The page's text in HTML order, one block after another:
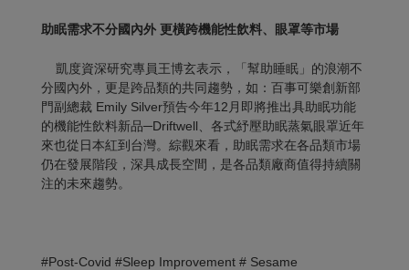
助眠需求不分國內外 更橫跨機能性飲料、眼罩等市場
凱度資深研究專員王博玄表示，「幫助睡眠」的浪潮不
分國內外，更是跨品類的共同趨勢，如：百事可樂創新部
門副總裁 Emily Silver預告今年12月即將推出具助眠功能
的機能性飲料新品─Driftwell、各式紓壓助眠蒸氣眼罩近年
來也從日本紅到台灣。綜觀來看，助眠需求在各品類市場
仍在發展階段，深具成長空間，是各品類廠商值得持續關
注的未來趨勢。
#Post-Covid #Sleep Improvement # Sesame